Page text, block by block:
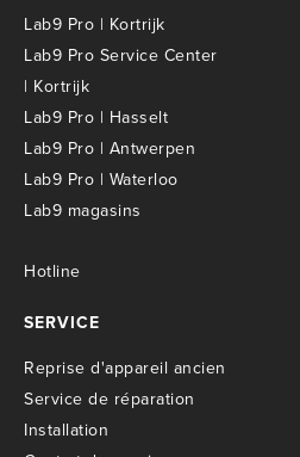
Lab9 Pro | Kortrijk
Lab9 Pro Service Center
| Kortrijk
Lab9 Pro | Hasselt
Lab9 Pro | Antwerpen
Lab9 Pro | Waterloo
Lab9 magasins
Hotline
SERVICE
Reprise d'appareil ancien
Service de réparation
Installation